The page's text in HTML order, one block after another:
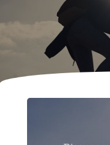
14